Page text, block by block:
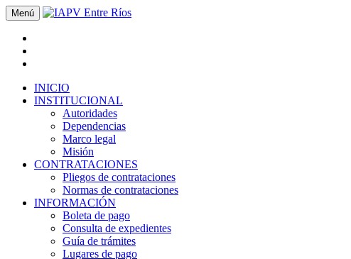
Menú
INICIO
INSTITUCIONAL
Autoridades
Dependencias
Marco legal
Misión
CONTRATACIONES
Pliegos de contrataciones
Normas de contrataciones
INFORMACIÓN
Boleta de pago
Consulta de expedientes
Guía de trámites
Lugares de pago